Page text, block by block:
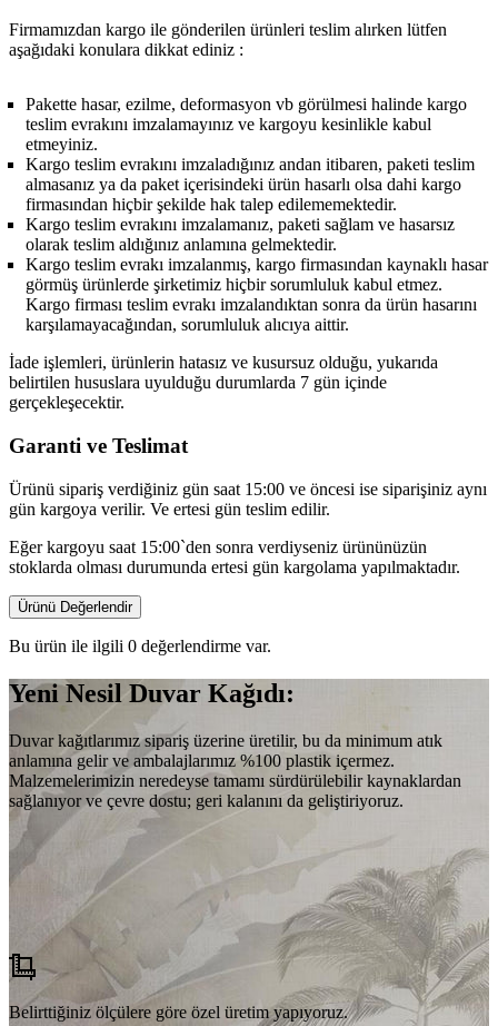
Firmamızdan kargo ile gönderilen ürünleri teslim alırken lütfen
aşağıdaki konulara dikkat ediniz :
Pakette hasar, ezilme, deformasyon vb görülmesi halinde kargo
teslim evrakını imzalamayınız ve kargoyu kesinlikle kabul
etmeyiniz.
Kargo teslim evrakını imzaladığınız andan itibaren, paketi teslim
almasanız ya da paket içerisindeki ürün hasarlı olsa dahi kargo
firmasından hiçbir şekilde hak talep edilememektedir.
Kargo teslim evrakını imzalamanız, paketi sağlam ve hasarsız
olarak teslim aldığınız anlamına gelmektedir.
Kargo teslim evrakı imzalanmış, kargo firmasından kaynaklı hasar
görmüş ürünlerde şirketimiz hiçbir sorumluluk kabul etmez.
Kargo firması teslim evrakı imzalandıktan sonra da ürün hasarını
karşılamayacağından, sorumluluk alıcıya aittir.
İade işlemleri, ürünlerin hatasız ve kusursuz olduğu, yukarıda
belirtilen hususlara uyulduğu durumlarda 7 gün içinde
gerçekleşecektir.
Garanti ve Teslimat
Ürünü sipariş verdiğiniz gün saat 15:00 ve öncesi ise siparişiniz aynı
gün kargoya verilir. Ve ertesi gün teslim edilir.
Eğer kargoyu saat 15:00`den sonra verdiyseniz ürününüzün
stoklarda olması durumunda ertesi gün kargolama yapılmaktadır.
Ürünü Değerlendir
Bu ürün ile ilgili 0 değerlendirme var.
Yeni Nesil Duvar Kağıdı:
Duvar kağıtlarımız sipariş üzerine üretilir, bu da minimum atık
anlamına gelir ve ambalajlarımız %100 plastik içermez.
Malzemelerimizin neredeyse tamamı sürdürülebilir kaynaklardan
sağlanıyor ve çevre dostu; geri kalanını da geliştiriyoruz.
Belirttiğiniz ölçülere göre özel üretim yapıyoruz.